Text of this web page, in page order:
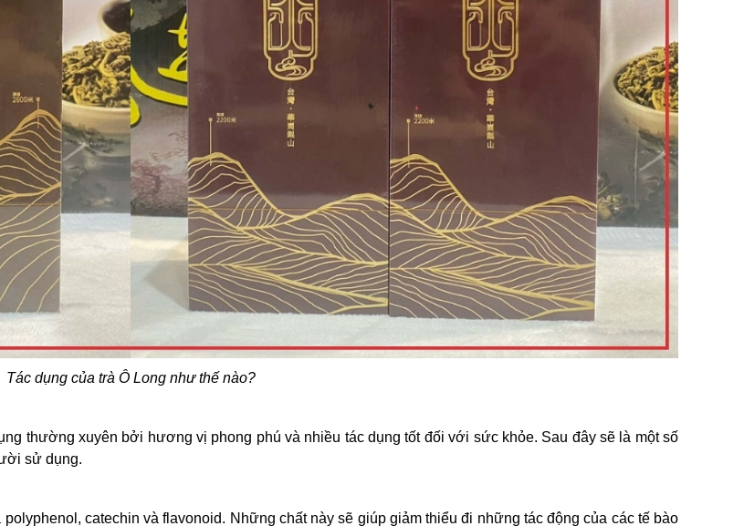
Tác dụng của trà Ô Long như thế nào?
thường xuyên bởi hương vị phong phú và nhiều tác dụng tốt đối với sức khỏe. Sau đây sẽ là một số
sử dụng.
catechin và flavonoid. Những chất này sẽ giúp giảm thiểu đi những tác động của các tế bào